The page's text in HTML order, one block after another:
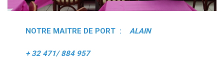
NOTRE MAITRE DE PORT : ALAIN
+ 32 471/ 884 957